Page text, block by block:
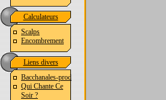
Calculateurs
Scalps
Encombrement
Liens divers
Bacchanales-prod
Qui Chante Ce
Soir ?